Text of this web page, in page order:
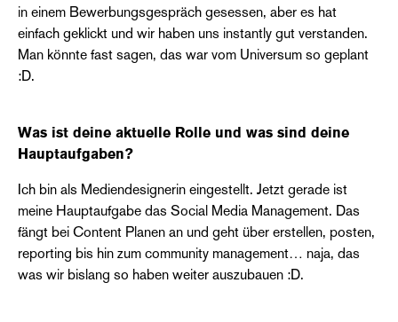
in einem Bewerbungsgespräch gesessen, aber es hat
einfach geklickt und wir haben uns instantly gut verstanden.
Man könnte fast sagen, das war vom Universum so geplant
:D.
Was ist deine aktuelle Rolle und was sind deine
Hauptaufgaben?
Ich bin als Mediendesignerin eingestellt. Jetzt gerade ist
meine Hauptaufgabe das Social Media Management. Das
fängt bei Content Planen an und geht über erstellen, posten,
reporting bis hin zum community management… naja, das
was wir bislang so haben weiter auszubauen :D.